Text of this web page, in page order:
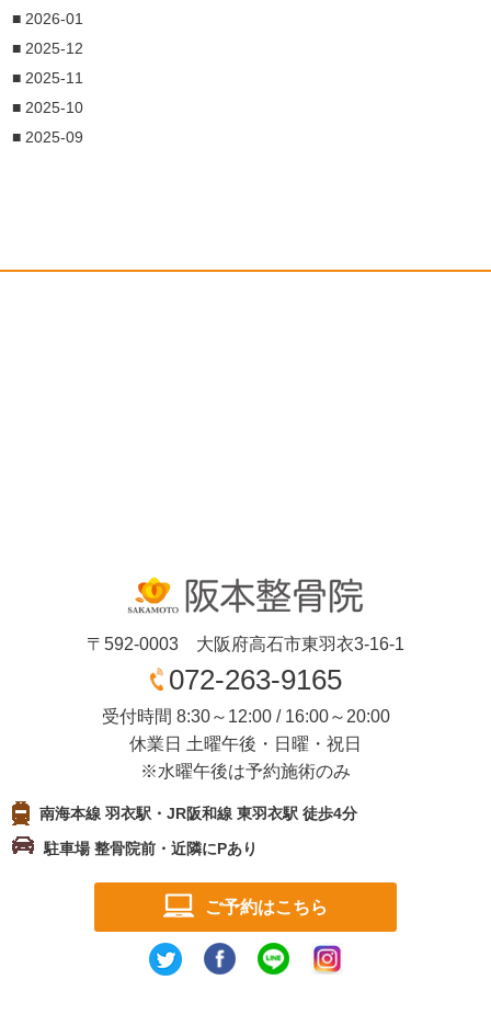
■ 2026-01
■ 2025-12
■ 2025-11
■ 2025-10
■ 2025-09
〒592-0003 大阪府高石市東羽衣3-16-1
072-263-9165
受付時間 8:30～12:00 / 16:00～20:00
休業日 土曜午後・日曜・祝日
※水曜午後は予約施術のみ
南海本線 羽衣駅・JR阪和線 東羽衣駅 徒歩4分
駐車場 整骨院前・近隣にPあり
ご予約はこちら